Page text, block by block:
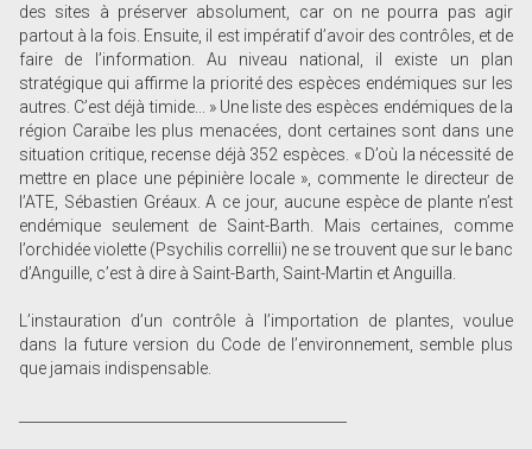
des sites à préserver absolument, car on ne pourra pas agir
partout à la fois. Ensuite, il est impératif d’avoir des contrôles, et de
faire de l’information. Au niveau national, il existe un plan
stratégique qui affirme la priorité des espèces endémiques sur les
autres. C’est déjà timide... » Une liste des espèces endémiques de la
région Caraïbe les plus menacées, dont certaines sont dans une
situation critique, recense déjà 352 espèces. « D’où la nécessité de
mettre en place une pépinière locale », commente le directeur de
l’ATE, Sébastien Gréaux. A ce jour, aucune espèce de plante n’est
endémique seulement de Saint-Barth. Mais certaines, comme
l’orchidée violette (Psychilis correllii) ne se trouvent que sur le banc
d’Anguille, c’est à dire à Saint-Barth, Saint-Martin et Anguilla.
L’instauration d’un contrôle à l’importation de plantes, voulue
dans la future version du Code de l’environnement, semble plus
que jamais indispensable.